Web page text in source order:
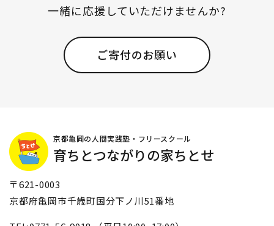
一緒に応援していただけませんか?
ご寄付のお願い
京都亀岡の人間実践塾・フリースクール
育ちとつながりの家ちとせ
〒621-0003
京都府亀岡市千歳町国分下ノ川51番地